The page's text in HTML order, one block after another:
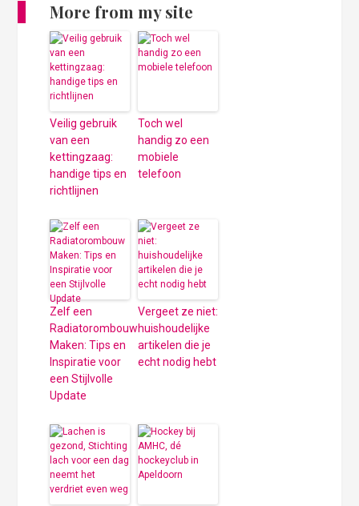
More from my site
Veilig gebruik
van een
kettingzaag:
handige tips en
richtlijnen
Toch wel
handig zo een
mobiele
telefoon
Zelf een
Radiatorombouw
Maken: Tips en
Inspiratie voor
een Stijlvolle
Update
Vergeet ze niet:
huishoudelijke
artikelen die je
echt nodig hebt